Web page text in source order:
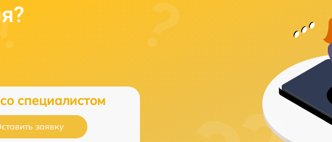
специалистом
заявку